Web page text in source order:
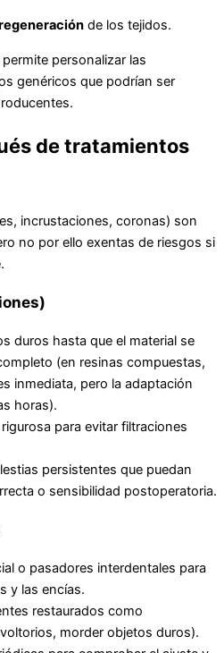
de los tejidos.
personalizar las
genéricos que podrían ser
de tratamientos
incrustaciones, coronas) son
no por ello exentas de riesgos si
duros hasta que el material se
(en resinas compuestas,
inmediata, pero la adaptación
horas).
para evitar filtraciones
persistentes que puedan
o sensibilidad postoperatoria.
o pasadores interdentales para
y las encías.
restaurados como
morder objetos duros).